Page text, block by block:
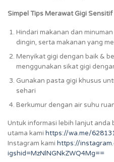
Simpel Tips Merawat Gigi Sensitif
Hindari makanan dan
dingin, serta makanan yang
Menyikat gigi dengan baik &
menggunakan sikat gigi
Gunakan pasta gigi khusus
sehari
Berkumur dengan air suhu
Untuk informasi lebih lanjut anda
utama kami https://wa.me/
Instagram kami https://
igshid=MzNlNGNkZWQ4Mg==